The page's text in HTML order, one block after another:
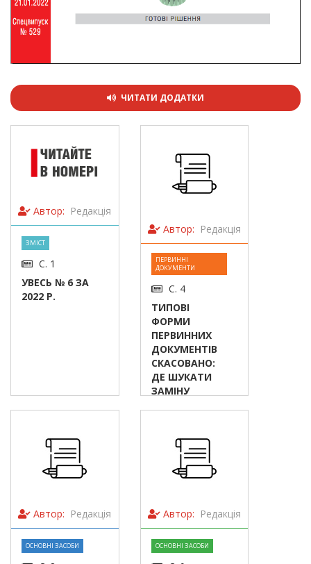
ЧИТАТИ ДОДАТКИ
Автор: Редакція
ЗМІСТ
С. 1
УВЕСЬ № 6 ЗА
2022 Р.
Автор: Редакція
ПЕРВИННІ
ДОКУМЕНТИ
С. 4
ТИПОВІ
ФОРМИ
ПЕРВИННИХ
ДОКУМЕНТІВ
СКАСОВАНО:
ДЕ ШУКАТИ
ЗАМІНУ
Автор: Редакція
ОСНОВНІ ЗАСОБИ
Автор: Редакція
ОСНОВНІ ЗАСОБИ